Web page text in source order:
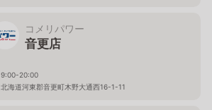
コメリパワー
音更店
9:00-20:00
北海道河東郡音更町木野大通西16-1-11